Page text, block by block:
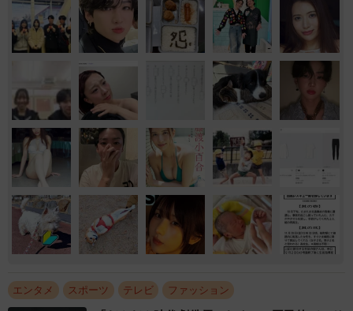
エンタメ スポーツ テレビ ファッション